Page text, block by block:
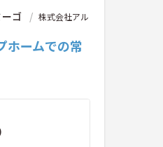
ゴ
株式会社アル
ホームでの常